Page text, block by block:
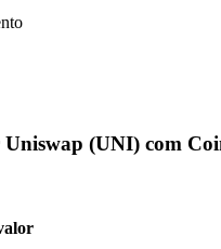
(UNI) com